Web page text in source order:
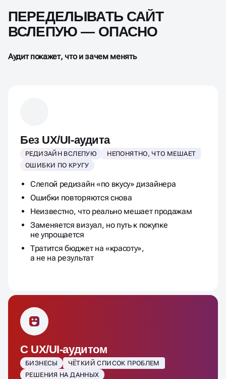
ПЕРЕДЕЛЫВАТЬ САЙТ
ВСЛЕПУЮ — ОПАСНО
Аудит покажет, что и зачем менять
Без UX/UI-аудита
РЕДИЗАЙН ВСЛЕПУЮ
НЕПОНЯТНО, ЧТО МЕШАЕТ
ОШИБКИ ПО КРУГУ
Слепой редизайн «по вкусу» дизайнера
Ошибки повторяются снова
Неизвестно, что реально мешает продажам
Заменяется визуал, но путь к покупке
не упрощается
Тратится бюджет на «красоту»,
а не на результат
С UX/UI-аудитом
БИЗНЕСЫ
ЧЁТКИЙ СПИСОК ПРОБЛЕМ
РЕШЕНИЯ НА ДАННЫХ